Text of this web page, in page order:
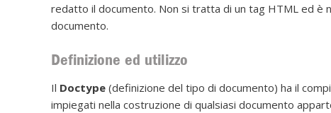
redatto il documento. Non si tratta di un tag HTML ed è
documento.
Definizione ed utilizzo
Il Doctype (definizione del tipo di documento) ha il
impiegati nella costruzione di qualsiasi documento